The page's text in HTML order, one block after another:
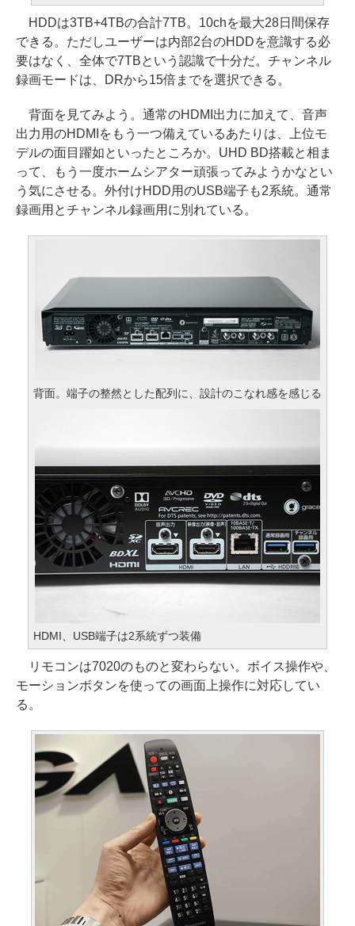
HDDは3TB+4TBの合計7TB。10chを最大28日間保存
できる。ただしユーザーは内部2台のHDDを意識する必
要はなく、全体で7TBという認識で十分だ。チャンネル
録画モードは、DRから15倍までを選択できる。
背面を見てみよう。通常のHDMI出力に加えて、音声
出力用のHDMIをもう一つ備えているあたりは、上位モ
デルの面目躍如といったところか。UHD BD搭載と相ま
って、もう一度ホームシアター頑張ってみようかなとい
う気にさせる。外付けHDD用のUSB端子も2系統。通常
録画用とチャンネル録画用に別れている。
背面。端子の整然とした配列に、設計のこなれ感を感じる
HDMI、USB端子は2系統ずつ装備
リモコンは7020のものと変わらない。ボイス操作や、
モーションボタンを使っての画面上操作に対応してい
る。